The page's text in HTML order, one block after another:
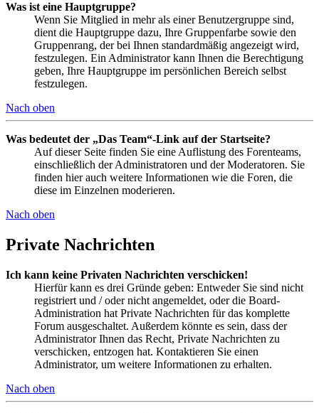
Was ist eine Hauptgruppe?
Wenn Sie Mitglied in mehr als einer Benutzergruppe sind,
dient die Hauptgruppe dazu, Ihre Gruppenfarbe sowie den
Gruppenrang, der bei Ihnen standardmäßig angezeigt wird,
festzulegen. Ein Administrator kann Ihnen die Berechtigung
geben, Ihre Hauptgruppe im persönlichen Bereich selbst
festzulegen.
Nach oben
Was bedeutet der „Das Team“-Link auf der Startseite?
Auf dieser Seite finden Sie eine Auflistung des Forenteams,
einschließlich der Administratoren und der Moderatoren. Sie
finden hier auch weitere Informationen wie die Foren, die
diese im Einzelnen moderieren.
Nach oben
Private Nachrichten
Ich kann keine Privaten Nachrichten verschicken!
Hierfür kann es drei Gründe geben: Entweder Sie sind nicht
registriert und / oder nicht angemeldet, oder die Board-
Administration hat Private Nachrichten für das komplette
Forum ausgeschaltet. Außerdem könnte es sein, dass der
Administrator Ihnen das Recht, Private Nachrichten zu
verschicken, entzogen hat. Kontaktieren Sie einen
Administrator, um weitere Informationen zu erhalten.
Nach oben